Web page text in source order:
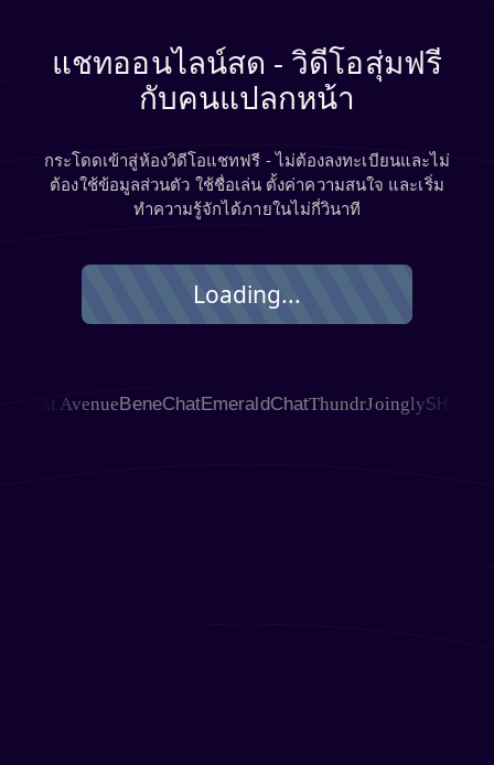
แชทออนไลน์สด - วิดีโอสุ่มฟรี
กับคนแปลกหน้า
กระโดดเข้าสู่ห้องวิดีโอแชทฟรี - ไม่ต้องลงทะเบียนและไม่
ต้องใช้ข้อมูลส่วนตัว ใช้ชื่อเล่น ตั้งค่าความสนใจ และเริ่ม
ทำความรู้จักได้ภายในไม่กี่วินาที
Loading...
AvenueBeneChatEmeraldChatThundrJoinglySHAGLE